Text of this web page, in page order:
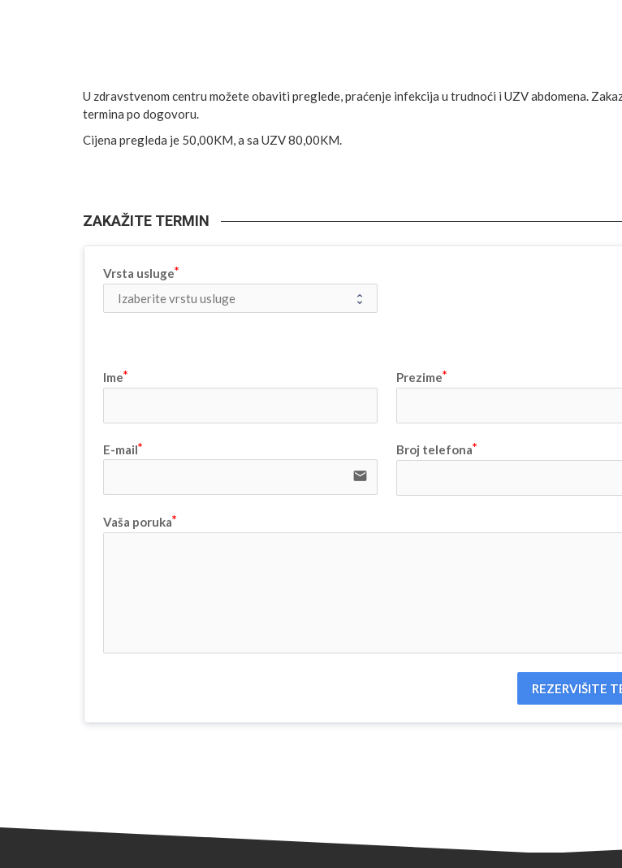
U zdravstvenom centru možete obaviti preglede, praćenje infekcija u trudnoći i UZV abdomena.
termina po dogovoru.
Cijena pregleda je 50,00KM, a sa UZV 80,00KM.
ZAKAŽITE TERMIN
Vrsta usluge
Ime Prezime
E-mail
email
Broj telefona
Vaša poruka
REZERVIŠITE